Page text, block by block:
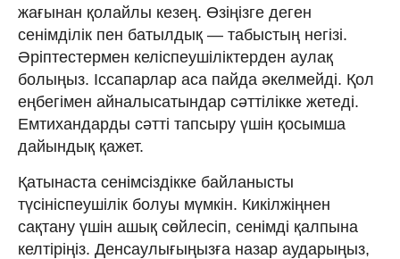
жағынан қолайлы кезең. Өзіңізге деген
сенімділік пен батылдық — табыстың негізі.
Әріптестермен келіспеушіліктерден аулақ
болыңыз. Іссапарлар аса пайда әкелмейді. Қол
еңбегімен айналысатындар сәттілікке жетеді.
Емтихандарды сәтті тапсыру үшін қосымша
дайындық қажет.
Қатынаста сенімсіздікке байланысты
түсініспеушілік болуы мүмкін. Кикілжіңнен
сақтану үшін ашық сөйлесіп, сенімді қалпына
келтіріңіз. Денсаулығыңызға назар аударыңыз,